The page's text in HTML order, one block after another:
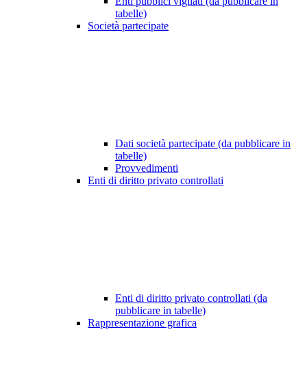
tabelle)
Società partecipate
Dati società partecipate (da pubblicare in
tabelle)
Provvedimenti
Enti di diritto privato controllati
Enti di diritto privato controllati (da
pubblicare in tabelle)
Rappresentazione grafica